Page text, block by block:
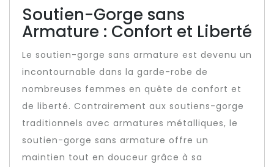
Soutien-Gorge sans
Armature : Confort et Liberté
Le soutien-gorge sans armature est devenu un
incontournable dans la garde-robe de
nombreuses femmes en quête de confort et
de liberté. Contrairement aux soutiens-gorge
traditionnels avec armatures métalliques, le
soutien-gorge sans armature offre un
maintien tout en douceur grâce à sa